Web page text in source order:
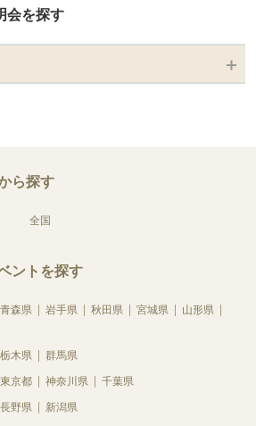
会を探す
ら探す
全国
ントを探す
青森県 岩手県 秋田県 宮城県
山形県
栃木県 群馬県
東京都 神奈川県 千葉県
長野県 新潟県